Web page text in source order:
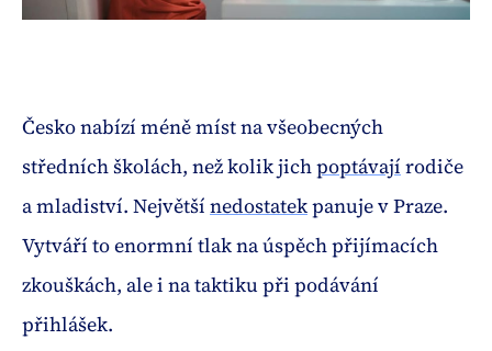
Česko nabízí méně míst na všeobecných
středních školách, než kolik jichpoptávají rodiče
a mladiství. Největší nedostatekpanuje v Praze.
Vytváří to enormní tlak na úspěch přijímacích
zkouškách, ale i na taktiku při podávání
přihlášek.